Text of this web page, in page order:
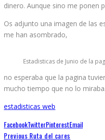
dinero. Aunque sino me ponen
Os adjunto una imagen de las
me han asombrado,
Estadisticas de Junio de la
no esperaba que la pagina
mucho tiempo que no lo miraba.
estadisticas web
FacebookTwitterPinterestEmail
Previous Ruta del cares